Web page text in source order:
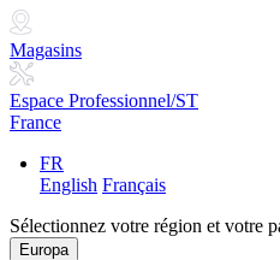
Magasins
Espace Professionnel/ST
France
FR
English Français
Sélectionnez votre région et votre
Europa